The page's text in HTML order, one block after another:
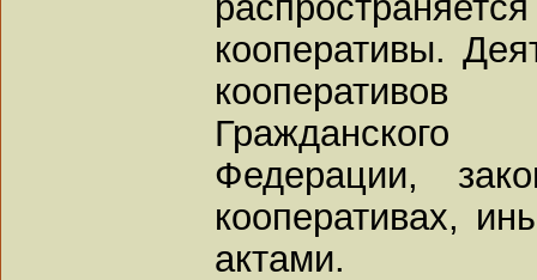
кооперативы.
кооперативов
Федерации,
кооперативах,
актами.